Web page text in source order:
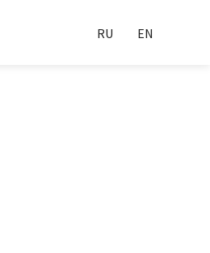
RU EN